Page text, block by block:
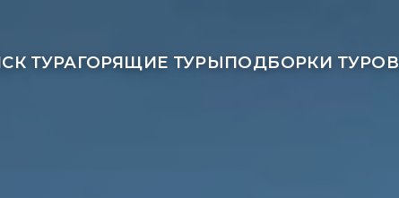
ТУРАГОРЯЩИЕ ТУРЫПОДБОРКИ ТУРОВ